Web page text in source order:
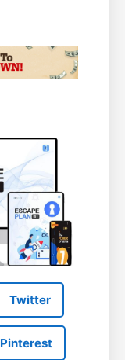
Twitter
Pinterest